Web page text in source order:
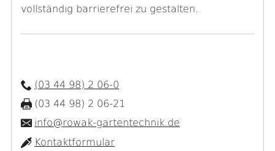
vollständig barrierefrei zu gestalten.
(03 44 98) 2 06-0
(03 44 98) 2 06-21
info@rowak-gartentechnik.de
Kontaktformular